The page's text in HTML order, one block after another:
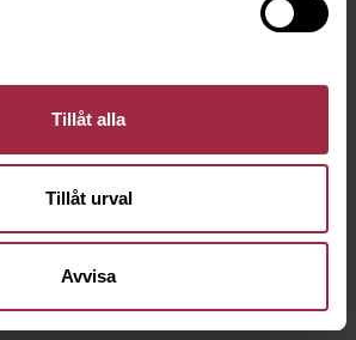
Tillåt alla
Tillåt urval
Avvisa